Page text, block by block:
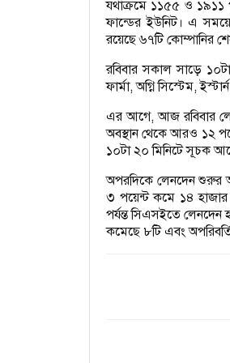
যথাক্রমে ১১৫৫ ও ১৯১১
ফান্ডের ইউনিট। এ
রয়েছে ৬৭টি কোম্পানির
রবিবার সকাল সাড়ে
ফার্মা, অগ্নি সিস্টেম,
এর আগে, আজ রবিবার
অবস্থান থেকে আরও ১২
১০টা ২০ মিনিটে সূচক
অপরদিকে লেনদেন শুরুর
৩ পয়েন্ট কমে ১৪
পর্যন্ত সিএসইতে লেনদেন
কমেছে ৮টি এবং